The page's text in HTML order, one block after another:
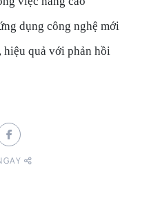
dụng công nghệ mới
quả với phản hồi